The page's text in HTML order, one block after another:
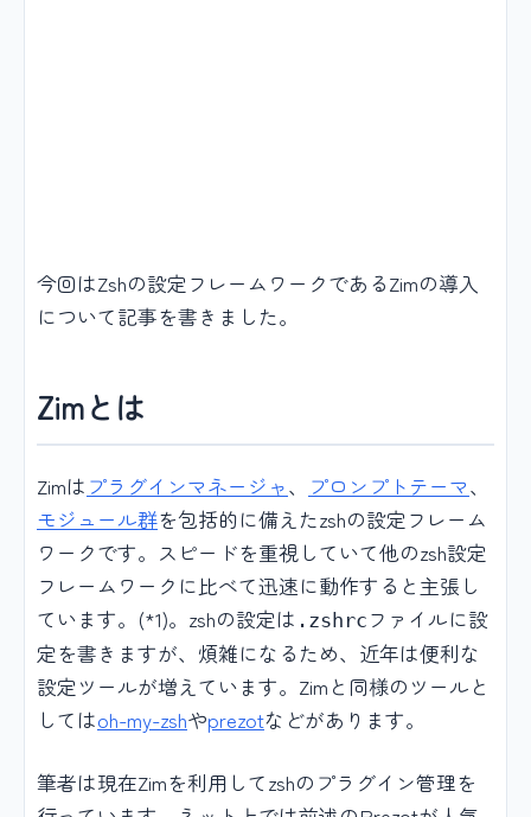
今回はZshの設定フレームワークであるZimの導入
について記事を書きました。
Zimとは
Zimは プラグインマネージャ、 プロンプトテーマ、
モジュール群を包括的に備えたzshの設定フレーム
ワークです。スピードを重視していて他のzsh設定
フレームワークに比べて迅速に動作すると主張し
ています。(*1)。zshの設定は .zshrc ファイルに設
定を書きますが、煩雑になるため、近年は便利な
設定ツールが増えています。Zimと同様のツールと
してはoh-my-zshやprezotなどがあります。
筆者は現在Zimを利用してzshのプラグイン管理を